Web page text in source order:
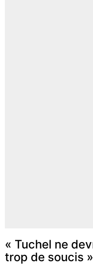
« Tuchel ne
trop de soucis »